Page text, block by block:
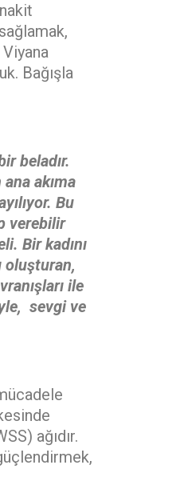
Bağışla
beladır.
akıma
Bu
verebilir
Bir kadını
oluşturan,
ile
sevgi ve
ağıdır.